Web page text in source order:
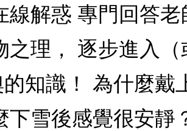
解惑 專門回答
理， 逐步進入（
知識！ 為什麼戴
雪後感覺很安靜